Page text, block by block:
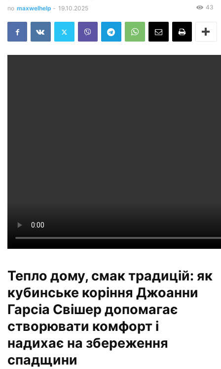
по maxwelhelp - 19.10.2025 43
Тепло дому, смак традицій: як
кубинське коріння Джоанни
Гарсіа Свішер допомагає
створювати комфорт і
надихає на збереження
спадщини